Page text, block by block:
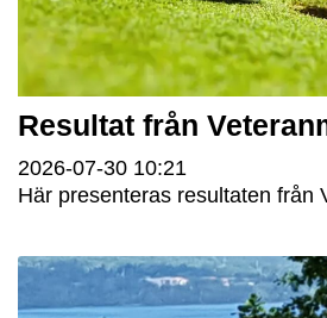
Resultat från
2026-07-30 10:21
Här presenteras resultaten från